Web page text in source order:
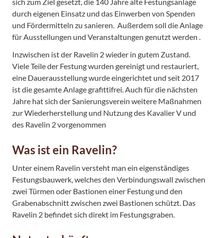
durch eigenen Einsatz und das Einwerben von Spenden
und Fördermitteln zu sanieren. Außerdem soll die Anlage
für Ausstellungen und Veranstaltungen genutzt werden .
Inzwischen ist der Ravelin 2 wieder in gutem Zustand.
Viele Teile der Festung wurden gereinigt und restauriert,
eine Dauerausstellung wurde eingerichtet und seit 2017
ist die gesamte Anlage grafittifrei. Auch für die nächsten
Jahre hat sich der Sanierungsverein weitere Maßnahmen
zur Wiederherstellung und Nutzung des Kavalier V und
des Ravelin 2 vorgenommen
Was ist ein Ravelin?
Unter einem Ravelin versteht man ein eigenständiges
Festungsbauwerk, welches den Verbindungswall zwischen
zwei Türmen oder Bastionen einer Festung und den
Grabenabschnitt zwischen zwei Bastionen schützt. Das
Ravelin 2 befindet sich direkt im Festungsgraben.